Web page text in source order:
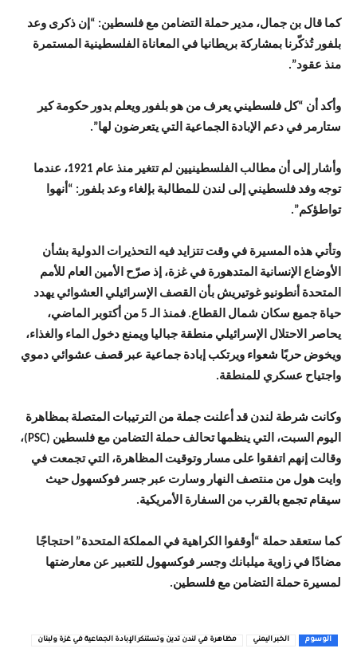
كما قال بن جمال، مدير حملة التضامن مع فلسطين: “إن ذكرى وعد
بلفور تُذكّرنا بمشاركة بريطانيا في المعاناة الفلسطينية المستمرة
منذ عقود”.
وأكد أن “كل فلسطيني يعرف من هو بلفور ويعلم بدور حكومة كير
ستارمر في دعم الإبادة الجماعية التي يتعرضون لها”.
وأشار إلى أن مطالب الفلسطينيين لم تتغير منذ عام 1921، عندما
توجه وفد فلسطيني إلى لندن للمطالبة بإلغاء وعد بلفور: “أنهوا
تواطؤكم”.
وتأتي هذه المسيرة في وقت تتزايد فيه التحذيرات الدولية بشأن
الأوضاع الإنسانية المتدهورة في غزة، إذ صرّح الأمين العام للأمم
المتحدة أنطونيو غوتيريش بأن القصف الإسرائيلي العشوائي يهدد
حياة جميع سكان شمال القطاع. فمنذ الـ 5 من أكتوبر الماضي،
يحاصر الاحتلال الإسرائيلي منطقة جباليا ويمنع دخول الماء والغذاء،
ويخوض حربًا شعواء ويرتكب إبادة جماعية عبر قصف عشوائي دموي
واجتياح عسكري للمنطقة.
وكانت شرطة لندن قد أعلنت جملة من الترتيبات المتصلة بمظاهرة
اليوم السبت، التي ينظمها تحالف حملة التضامن مع فلسطين (PSC)،
وقالت إنهم اتفقوا على مسار وتوقيت المظاهرة، التي تجمعت في
وايت هول من منتصف النهار وسارت عبر جسر فوكسهول حيث
سيقام تجمع بالقرب من السفارة الأمريكية.
كما ستعقد حملة “أوقفوا الكراهية في المملكة المتحدة” احتجاجًا
مضادًا في زاوية ميلبانك وجسر فوكسهول للتعبير عن معارضتها
لمسيرة حملة التضامن مع فلسطين.
الوسوم الخبر اليمني مظاهرة في لندن تدين وتستنكر الإبادة الجماعية في غزة ولبنان